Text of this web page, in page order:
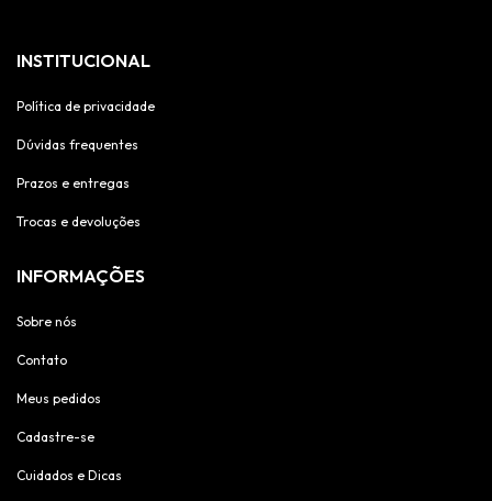
INSTITUCIONAL
Política de privacidade
Dúvidas frequentes
Prazos e entregas
Trocas e devoluções
INFORMAÇÕES
Sobre nós
Contato
Meus pedidos
Cadastre-se
Cuidados e Dicas